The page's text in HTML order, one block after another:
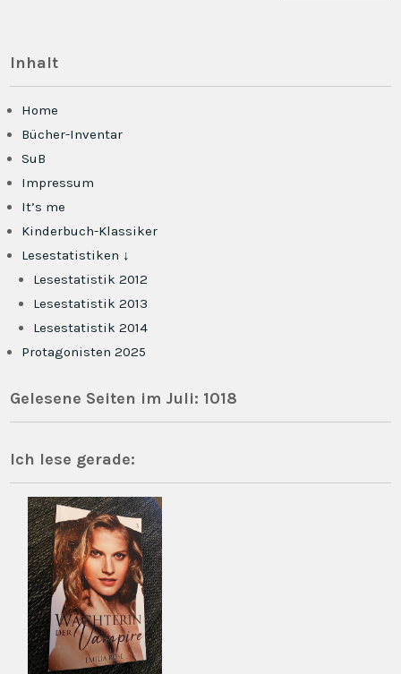
Inhalt
Home
Bücher-Inventar
SuB
Impressum
It’s me
Kinderbuch-Klassiker
Lesestatistiken ↓
Lesestatistik 2012
Lesestatistik 2013
Lesestatistik 2014
Protagonisten 2025
Gelesene Seiten im Juli: 1018
Ich lese gerade: